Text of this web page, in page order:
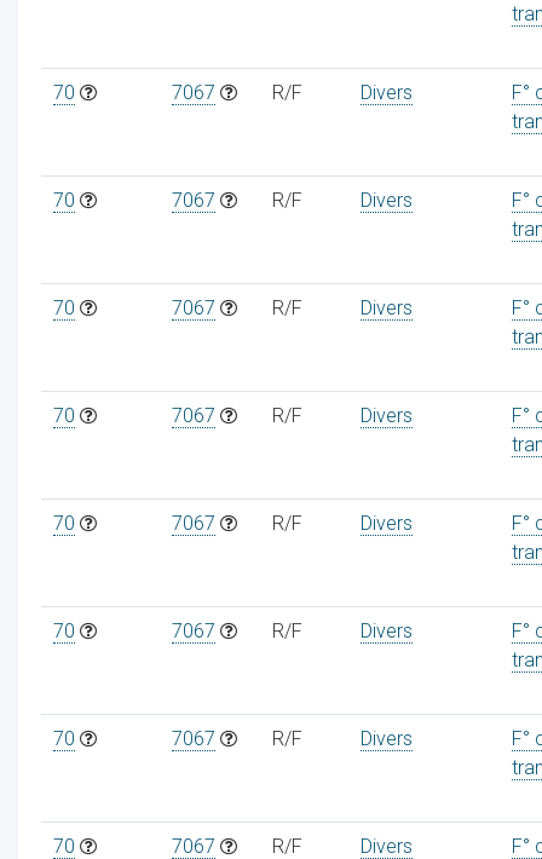
70 7067 R/F Divers
F°
70 7067 R/F Divers
F°
70 7067 R/F Divers
F°
70 7067 R/F Divers
F°
70 7067 R/F Divers
F°
70 7067 R/F Divers
F°
70 7067 R/F Divers
F°
70 7067 R/F Divers
F°